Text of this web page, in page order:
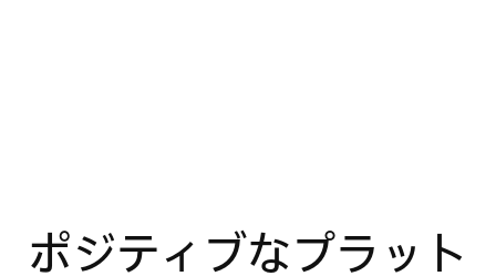
ポジティブなプラット